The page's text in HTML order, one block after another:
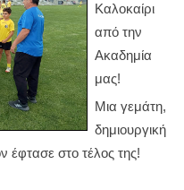
Καλοκαίρι
από την
Ακαδημία
μας!
Μια γεμάτη,
δημιουργική
έφτασε στο τέλος της!